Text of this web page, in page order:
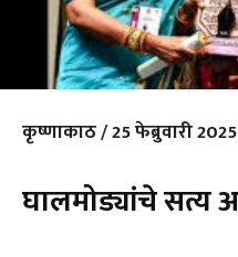
कृष्णाकाठ / 25 फेब्रुवारी
घालमोड्यांचे सत्य